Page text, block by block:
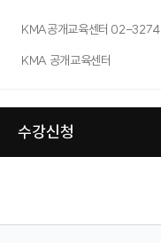
2026-12-15 ~ 2026-
KMA공개교육센터 02-
KMA 공개교육센터
수강신청